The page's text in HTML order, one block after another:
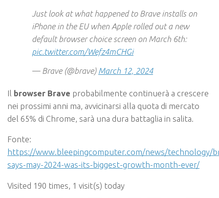
Just look at what happened to Brave installs on
iPhone in the EU when Apple rolled out a new
default browser choice screen on March 6th:
pic.twitter.com/Wefz4mCHGi
— Brave (@brave) March 12, 2024
Il browser Brave probabilmente continuerà a crescere
nei prossimi anni ma, avvicinarsi alla quota di mercato
del 65% di Chrome, sarà una dura battaglia in salita.
Fonte:
https://www.bleepingcomputer.com/news/technology/
says-may-2024-was-its-biggest-growth-month-ever/
Visited 190 times, 1 visit(s) today